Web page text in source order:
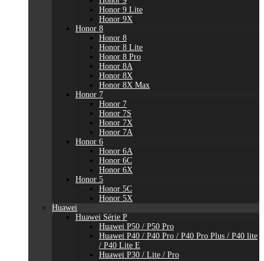
Honor 9 Lite
Honor 9X
Honor 8
Honor 8
Honor 8 Lite
Honor 8 Pro
Honor 8A
Honor 8X
Honor 8X Max
Honor 7
Honor 7
Honor 7S
Honor 7X
Honor 7A
Honor 6
Honor 6A
Honor 6C
Honor 6X
Honor 5
Honor 5C
Honor 5X
Huawei
Huawei Série P
Huawei P50 / P50 Pro
Huawei P40 / P40 Pro / P40 Pro Plus / P40 lite
/ P40 Lite E
Huawei P30 / Lite / Pro